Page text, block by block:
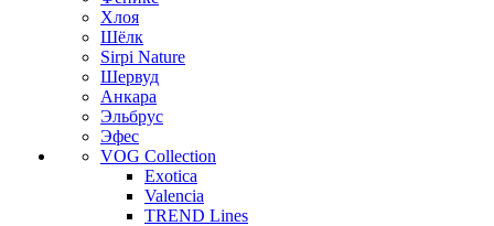
Хлоя
Шёлк
Sirpi Nature
Шервуд
Анкара
Эльбрус
Эфес
VOG Collection
Exotica
Valencia
TREND Lines